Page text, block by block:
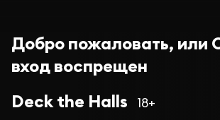
Добро пожаловать, или
вход воспрещен
Deck the Halls
18+